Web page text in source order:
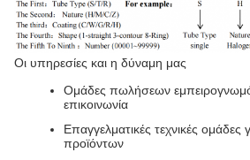
Οι υπηρεσίες και η δύναμη μας
Ομάδες πωλήσεων
επικοινωνία
Επαγγελματικές τεχνικές ομάδες
προϊόντων